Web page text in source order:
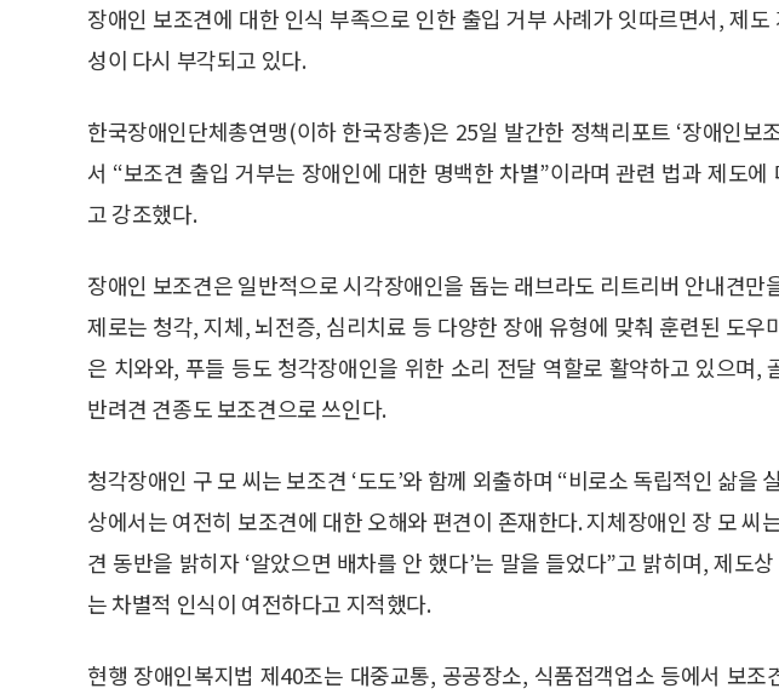
장애인 보조견에 대한 인식 부족으로 인한 출입 거부 사례가 잇따르면서, 제
성이 다시 부각되고 있다.
한국장애인단체총연맹(이하 한국장총)은 25일 발간한 정책리포트 ‘장애인보
서 “보조견 출입 거부는 장애인에 대한 명백한 차별”이라며 관련 법과 제도
고 강조했다.
장애인 보조견은 일반적으로 시각장애인을 돕는 래브라도 리트리버 안내견만
제로는 청각, 지체, 뇌전증, 심리치료 등 다양한 장애 유형에 맞춰 훈련된 도우
은 치와와, 푸들 등도 청각장애인을 위한 소리 전달 역할로 활약하고 있으며,
반려견 견종도 보조견으로 쓰인다.
청각장애인 구 모 씨는 보조견 ‘도도’와 함께 외출하며 “비로소 독립적인 삶을
상에서는 여전히 보조견에 대한 오해와 편견이 존재한다. 지체장애인 장 모 씨
견 동반을 밝히자 ‘알았으면 배차를 안 했다’는 말을 들었다”고 밝히며, 제도
는 차별적 인식이 여전하다고 지적했다.
현행 장애인복지법 제40조는 대중교통, 공공장소, 식품접객업소 등에서 보조